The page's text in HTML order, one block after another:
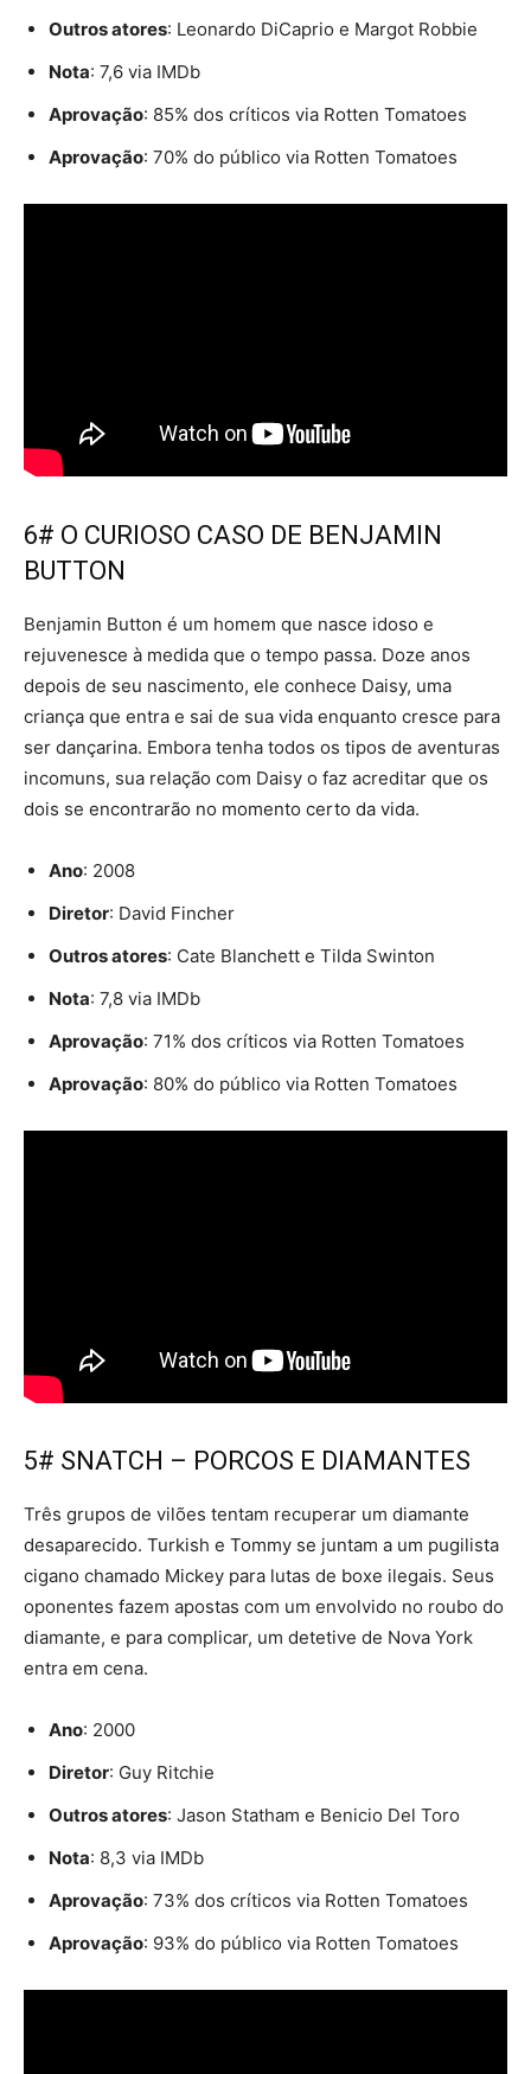
Outros atores: Leonardo DiCaprio e Margot Robbie
Nota: 7,6 via IMDb
Aprovação: 85% dos críticos via Rotten Tomatoes
Aprovação: 70% do público via Rotten Tomatoes
6# O CURIOSO CASO DE BENJAMIN
BUTTON
Benjamin Button é um homem que nasce idoso e
rejuvenesce à medida que o tempo passa. Doze anos
depois de seu nascimento, ele conhece Daisy, uma
criança que entra e sai de sua vida enquanto cresce para
ser dançarina. Embora tenha todos os tipos de aventuras
incomuns, sua relação com Daisy o faz acreditar que os
dois se encontrarão no momento certo da vida.
Ano: 2008
Diretor: David Fincher
Outros atores: Cate Blanchett e Tilda Swinton
Nota: 7,8 via IMDb
Aprovação: 71% dos críticos via Rotten Tomatoes
Aprovação: 80% do público via Rotten Tomatoes
5# SNATCH – PORCOS E DIAMANTES
Três grupos de vilões tentam recuperar um diamante
desaparecido. Turkish e Tommy se juntam a um pugilista
cigano chamado Mickey para lutas de boxe ilegais. Seus
oponentes fazem apostas com um envolvido no roubo do
diamante, e para complicar, um detetive de Nova York
entra em cena.
Ano: 2000
Diretor: Guy Ritchie
Outros atores: Jason Statham e Benicio Del Toro
Nota: 8,3 via IMDb
Aprovação: 73% dos críticos via Rotten Tomatoes
Aprovação: 93% do público via Rotten Tomatoes